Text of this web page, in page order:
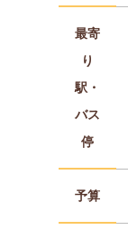
最寄
り
駅・
バス
停
予算